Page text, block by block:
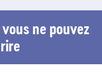
ne pouvez